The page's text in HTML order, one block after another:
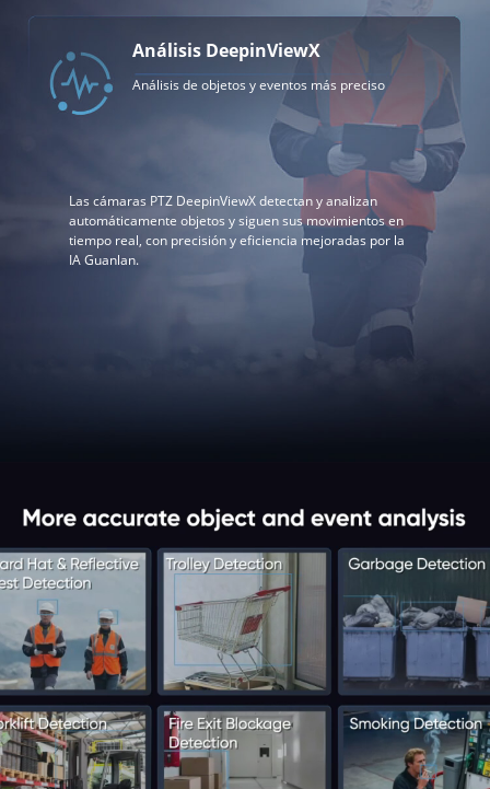
Análisis DeepinViewX
Análisis de objetos y eventos más preciso
Las cámaras PTZ DeepinViewX detectan y analizan
automáticamente objetos y siguen sus movimientos en
tiempo real, con precisión y eficiencia mejoradas por la
IA Guanlan.